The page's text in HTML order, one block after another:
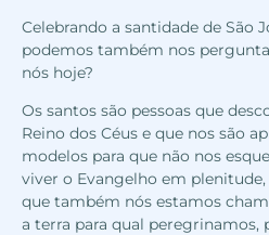
Celebrando a santidade de São
podemos também nos
nós hoje?
Os santos são pessoas que
Reino dos Céus e que nos são
modelos para que não nos
viver o Evangelho em
que também nós estamos
a terra para qual peregrinamos,